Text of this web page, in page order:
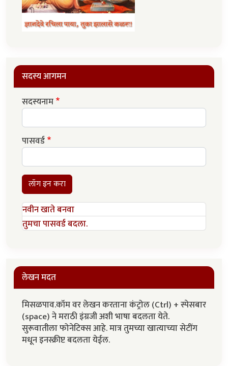
सदस्य आगमन
सदस्यनाम
पासवर्ड
लॉग इन करा
नवीन खाते बनवा
तुमचा पासवर्ड बदला.
लेखन मदत
मिसळपाव.कॉम वर लेखन करताना कंट्रोल (Ctrl) + स्पेसबार
(space) ने मराठी इंग्रजी अशी भाषा बदलता येते.
सुरूवातीला फोनेटिक्स आहे. मात्र तुमच्या खात्याच्या सेटींग
मधून इनस्क्रीप्ट बदलता येईल.